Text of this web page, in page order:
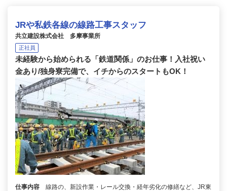
JRや私鉄各線の線路工事スタッフ
共立建設株式会社 多摩事業所
正社員
未経験から始められる「鉄道関係」のお仕事！入社祝い
金あり/独身寮完備で、イチからのスタートもOK！
仕事内容
線路の、新設作業・レール交換・経年劣化の修繕など、JR東